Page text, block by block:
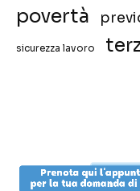
povertà
sicurezza lavoro